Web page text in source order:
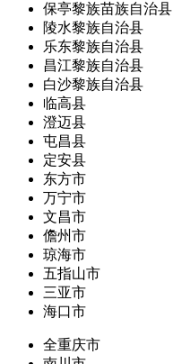
保亭黎族苗族自治县
陵水黎族自治县
乐东黎族自治县
昌江黎族自治县
白沙黎族自治县
临高县
澄迈县
屯昌县
定安县
东方市
万宁市
文昌市
儋州市
琼海市
五指山市
三亚市
海口市
全重庆市